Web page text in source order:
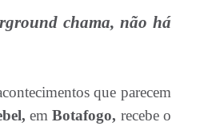
chama, não há
que parecem
emBotafogo, recebe o